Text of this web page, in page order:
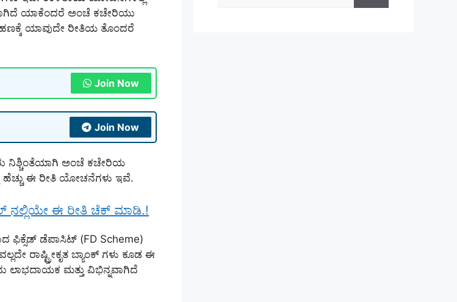
ಯಾಕೆಂದರೆ ಅಂಚೆ ಕಚೇರಿಯು
ಯಾವುದೇ ರೀತಿಯ ತೊಂದರೆ
Join Now
Join Now
ನಿಶ್ಚಿಂತೆಯಾಗಿ ಅಂಚೆ ಕಚೇರಿಯ
ಹೆಚ್ಚು ಈ ರೀತಿ ಯೋಚನೆಗಳು ಇವೆ.
ನಲ್ಲಿಯೇ ಈ ರೀತಿ ಚೆಕ್ ಮಾಡಿ.!
ಡೆಪಾಸಿಟ್ (FD Scheme)
ರಾಷ್ಟ್ರೀಕೃತ ಬ್ಯಾಂಕ್ ಗಳು ಕೂಡ ಈ
ಲಾಭದಾಯಕ ಮತ್ತು ವಿಭಿನ್ನವಾಗಿದೆ